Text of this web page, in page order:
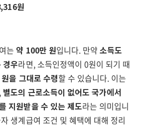
원
는 약 100만 원입니다. 만약 소득도
경우라면, 소득인정액이 0원이 되기 때
을 그대로 수령할 수 있습니다. 이는
별도의 근로소득이 없어도 국가에서
지원받을 수 있는 제도라는 의미입니
생계급여 조건 및 혜택에 대해 정리